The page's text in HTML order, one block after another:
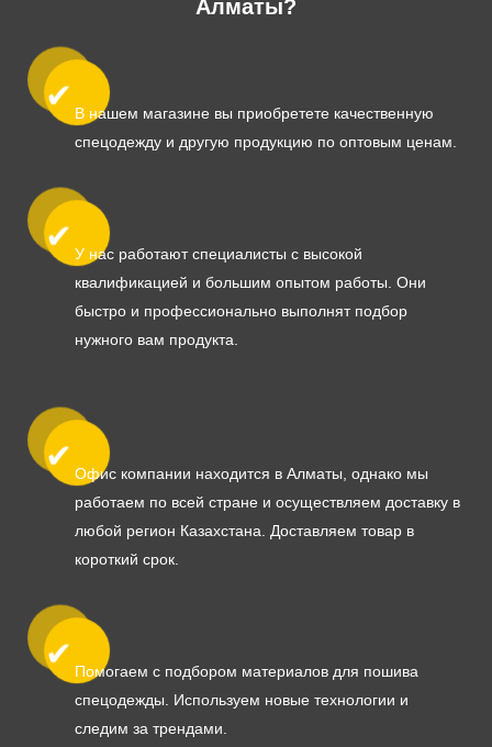
Алматы?
В нашем магазине вы приобретете качественную
спецодежду и другую продукцию по оптовым ценам.
У нас работают специалисты с высокой
квалификацией и большим опытом работы. Они
быстро и профессионально выполнят подбор
нужного вам продукта.
Офис компании находится в Алматы, однако мы
работаем по всей стране и осуществляем доставку в
любой регион Казахстана. Доставляем товар в
короткий срок.
Помогаем с подбором материалов для пошива
спецодежды. Используем новые технологии и
следим за трендами.